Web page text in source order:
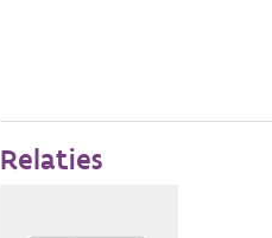
Relaties